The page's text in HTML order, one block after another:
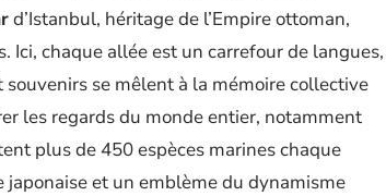
d’Istanbul, héritage de l’Empire ottoman,
chaque allée est un carrefour de langues,
se mêlent à la mémoire collective
les regards du monde entier, notamment
plus de 450 espèces marines chaque
et un emblème du dynamisme